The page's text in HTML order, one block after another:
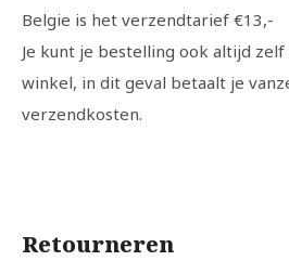
Belgie is het verzendtarief €13,-
Je kunt je bestelling ook altijd
winkel, in dit geval betaalt je
verzendkosten.
Retourneren